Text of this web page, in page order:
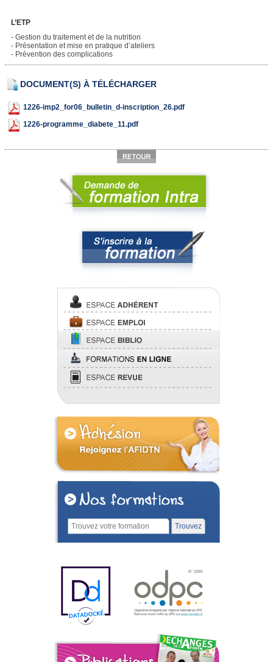
L’ETP
- Gestion du traitement et de la nutrition
- Présentation et mise en pratique d’ateliers
- Prévention des complications
DOCUMENT(S) À TÉLÉCHARGER
1226-imp2_for06_bulletin_d-inscription_26.pdf
1226-programme_diabete_11.pdf